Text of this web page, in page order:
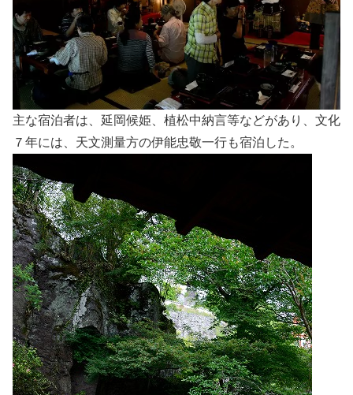
主な宿泊者は、延岡候姫、植松中納言等などがあり、文化
７年には、天文測量方の伊能忠敬一行も宿泊した。